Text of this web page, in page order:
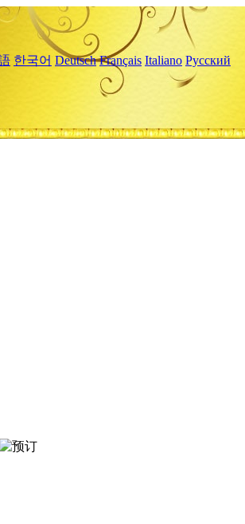
한국어 Deutsch Français Italiano Русский